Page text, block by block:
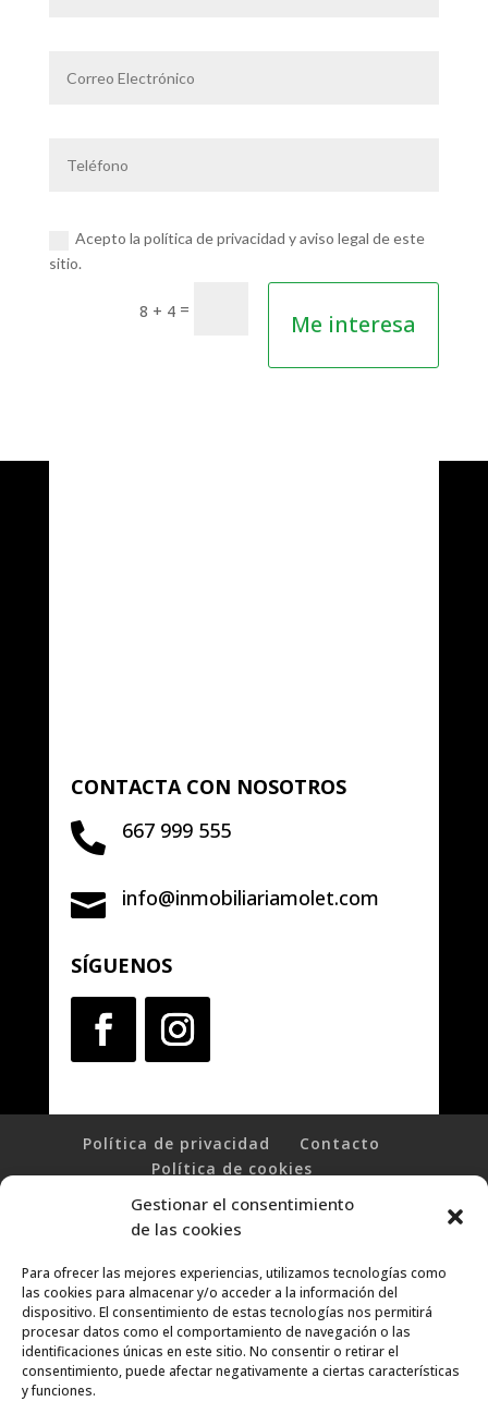
Gestionar el consentimiento
de las cookies
Para ofrecer las mejores experiencias, utilizamos tecnologías como
las cookies para almacenar y/o acceder a la información del
dispositivo. El consentimiento de estas tecnologías nos permitirá
procesar datos como el comportamiento de navegación o las
identificaciones únicas en este sitio. No consentir o retirar el
consentimiento, puede afectar negativamente a ciertas características
y funciones.
Acepto la política de privacidad y aviso legal de este
sitio.
8 + 4 =
Me interesa
CONTACTA CON NOSOTROS
 667 999 555
 info@inmobiliariamolet.com
SÍGUENOS
Política de privacidad
Contacto
Política de cookies
© Molet Inmobiliaria 2025